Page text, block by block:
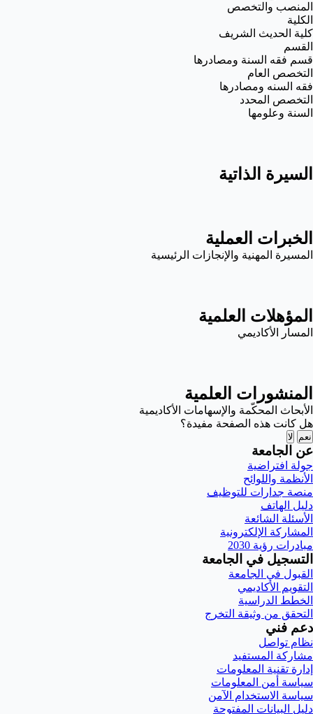
المنصب والتخصص
الكلية
كلية الحديث الشريف
القسم
قسم فقه السنة ومصادرها
التخصص العام
فقه السنه ومصادرها
التخصص المحدد
السنة وعلومها
السيرة الذاتية
الخبرات العملية
المسيرة المهنية والإنجازات الرئيسية
المؤهلات العلمية
المسار الأكاديمي
المنشورات العلمية
الأبحاث المحكّمة والإسهامات الأكاديمية
هل كانت هذه الصفحة مفيدة؟
نعم لا
عن الجامعة
جولة افتراضية
الأنظمة واللوائح
منصة جدارات للتوظيف
دليل الهاتف
الأسئلة الشائعة
المشاركة الإلكترونية
مبادرات رؤية 2030
التسجيل في الجامعة
القبول في الجامعة
التقويم الأكاديمي
الخطط الدراسية
التحقق من وثيقة التخرج
دعم فني
نظام تواصل
مشاركة المستفيد
إدارة تقنية المعلومات
سياسة أمن المعلومات
سياسة الاستخدام الآمن
دليل البيانات المفتوحة